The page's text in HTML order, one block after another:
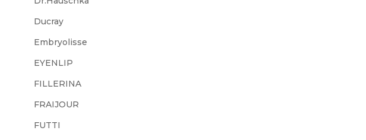
Ducray
Embryolisse
EYENLIP
FILLERINA
FRAIJOUR
FUTTI